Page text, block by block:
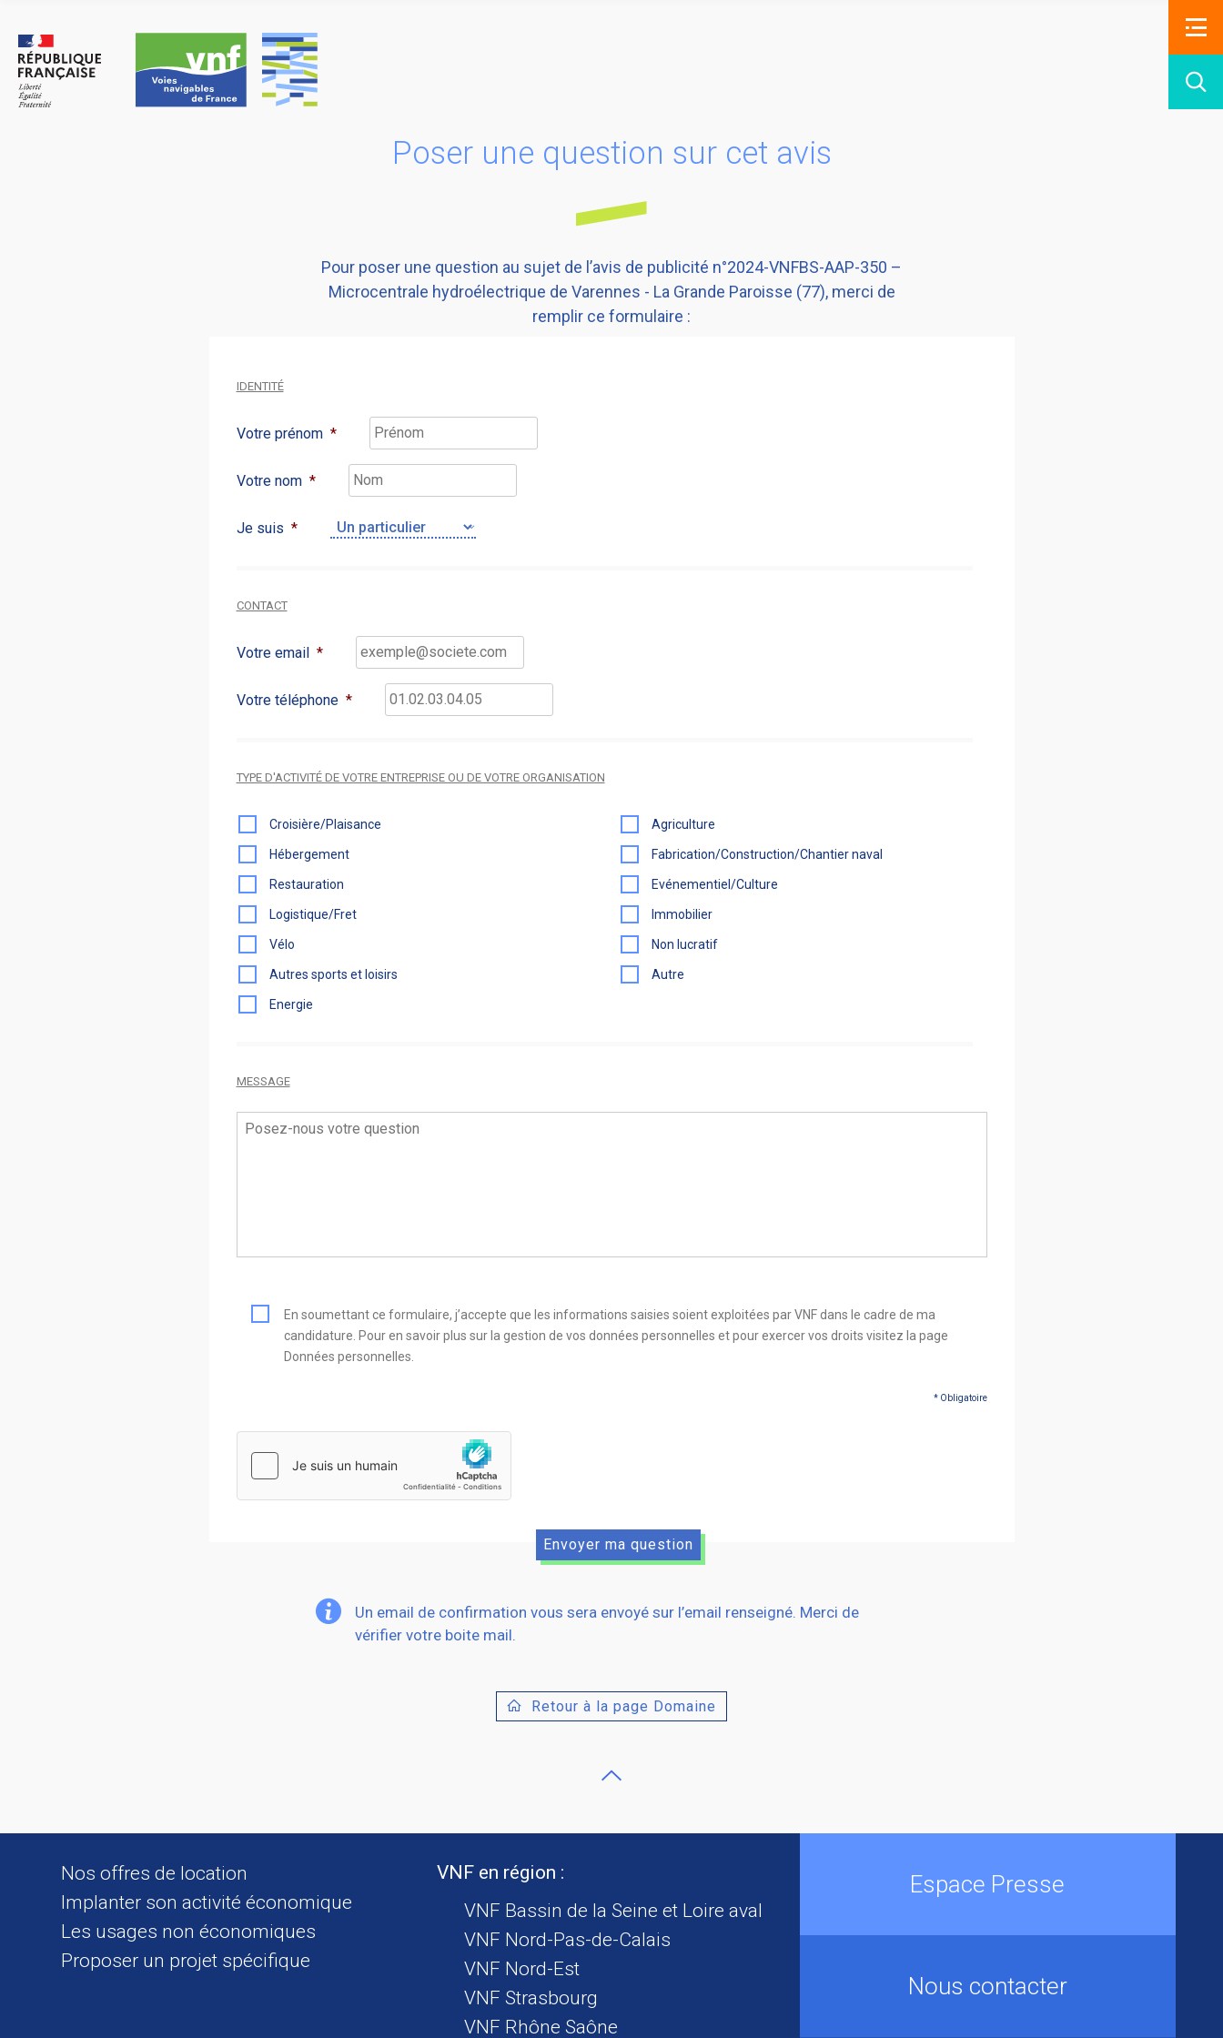
content
Poser une question sur cet avis
Pour poser une question au sujet de l’avis de publicité n°2024-VNFBS-AAP-350 –
Microcentrale hydroélectrique de Varennes - La Grande Paroisse (77), merci de
remplir ce formulaire :
IDENTITÉ
Votre prénom *
Votre nom *
Je suis *
CONTACT
Votre email *
Votre téléphone *
TYPE D'ACTIVITÉ DE VOTRE ENTREPRISE OU DE VOTRE ORGANISATION
Croisière/Plaisance
Hébergement
Restauration
Logistique/Fret
Vélo
Autres sports et loisirs
Energie
Agriculture
Fabrication/Construction/Chantier naval
Evénementiel/Culture
Immobilier
Non lucratif
Autre
MESSAGE
En soumettant ce formulaire, j’accepte que les informations saisies soient exploitées par VNF dans le cadre de ma
candidature. Pour en savoir plus sur la gestion de vos données personnelles et pour exercer vos droits visitez la page
Données personnelles.
* Obligatoire
hCaptcha
Un email de confirmation vous sera envoyé sur l’email renseigné. Merci de
vérifier votre boite mail.
Retour à la page Domaine
Nos offres de location
Implanter son activité économique
Les usages non économiques
Proposer un projet spécifique
VNF en région :
VNF Bassin de la Seine et Loire aval
VNF Nord-Pas-de-Calais
VNF Nord-Est
VNF Strasbourg
VNF Rhône Saône
Espace Presse
Nous contacter